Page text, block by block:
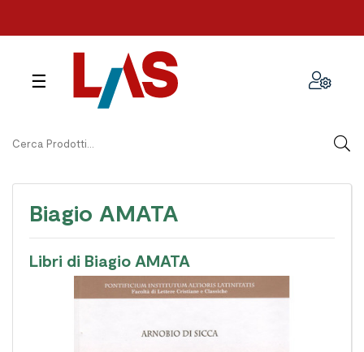
navigazione
☰
Biagio AMATA
Libri di Biagio AMATA